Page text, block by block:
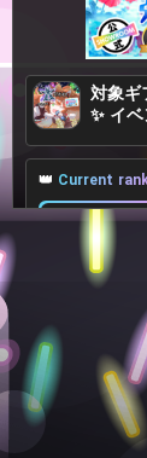
対象ギ
✨ イ
お願い
👑 Current
Target Lv,
いつも配信